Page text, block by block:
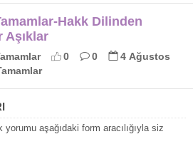
Hakk Dilinden
Aşıklar
0 0
4 Ağustos
aşağıdaki form aracılığıyla siz